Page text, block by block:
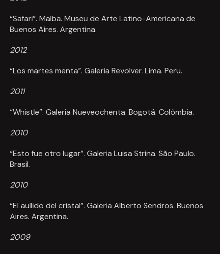
“Safari”. Malba. Museu de Arte Latino-Americana de
Buenos Aires. Argentina.
2012
“Los martes menta”. Galeria Revolver. Lima. Peru.
2011
“Whistle”. Galeria Nueveochenta. Bogotá. Colômbia.
2010
“Esto fue otro lugar”. Galeria Luisa Strina. São Paulo.
Brasil.
2010
“El aullido del cristal”. Galeria Alberto Sendros. Buenos
Aires. Argentina.
2009